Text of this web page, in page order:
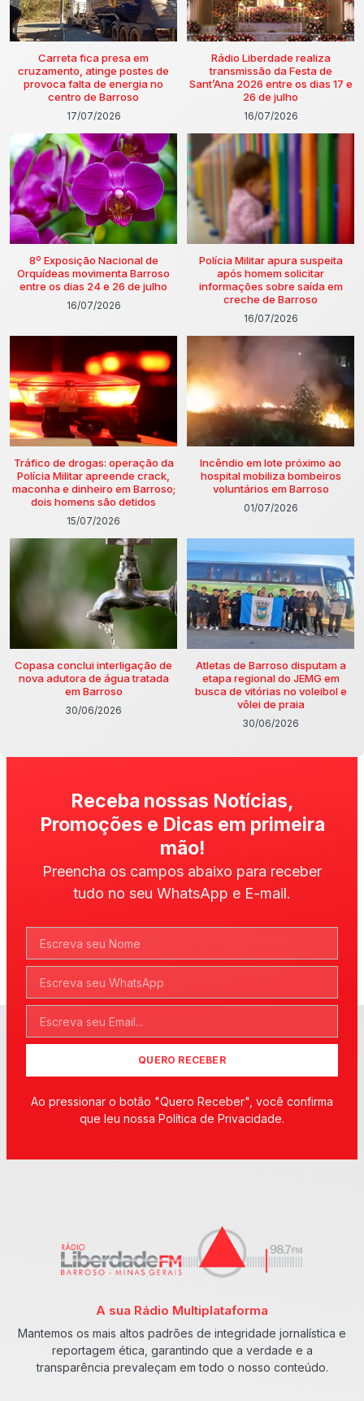
Carreta fica presa em
cruzamento, atinge postes de
provoca falta de energia no
centro de Barroso
17/07/2026
Rádio Liberdade realiza
transmissão da Festa de
Sant’Ana 2026 entre os dias 17 e
26 de julho
16/07/2026
8º Exposição Nacional de
Orquídeas movimenta Barroso
entre os dias 24 e 26 de julho
16/07/2026
Polícia Militar apura suspeita
após homem solicitar
informações sobre saída em
creche de Barroso
16/07/2026
Tráfico de drogas: operação da
Polícia Militar apreende crack,
maconha e dinheiro em Barroso;
dois homens são detidos
15/07/2026
Incêndio em lote próximo ao
hospital mobiliza bombeiros
voluntários em Barroso
01/07/2026
Copasa conclui interligação de
nova adutora de água tratada
em Barroso
30/06/2026
Atletas de Barroso disputam a
etapa regional do JEMG em
busca de vitórias no voleibol e
vôlei de praia
30/06/2026
Receba nossas Notícias,
Promoções e Dicas em primeira
mão!
Preencha os campos abaixo para receber
tudo no seu WhatsApp e E-mail.
QUERO RECEBER
Ao pressionar o botão "Quero Receber", você confirma
que leu nossa Política de Privacidade.
A sua Rádio Multiplataforma
Mantemos os mais altos padrões de integridade jornalística e
reportagem ética, garantindo que a verdade e a
transparência prevaleçam em todo o nosso conteúdo.